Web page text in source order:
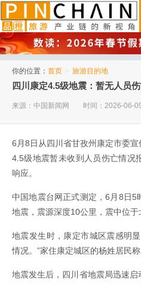
你的位置： 首页 > 旅游目的地
四川康定4.5级地震：暂无人员
来源：中国新闻网 时间：2026-06-
6月8日从四川省甘孜州康定市委
4.5级地震暂未收到人员伤亡情况
响应。
中国地震台网正式测定，6月8日5
地震，震源深度10公里，震中位于
地震发生时，康定市城区震感明
情况。”家住康定城区的杨姓居民称
地震发生后，四川省地震局迅速